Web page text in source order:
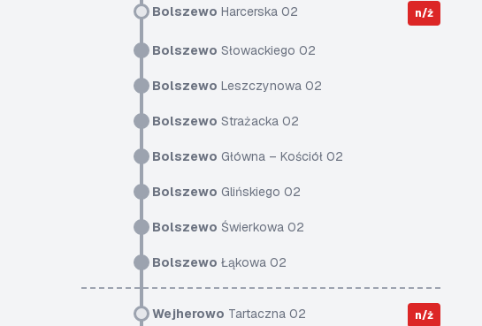
Bolszewo Harcerska 02 n/ż
Bolszewo Słowackiego 02
Bolszewo Leszczynowa 02
Bolszewo Strażacka 02
Bolszewo Główna – Kościół 02
Bolszewo Glińskiego 02
Bolszewo Świerkowa 02
Bolszewo Łąkowa 02
Wejherowo Tartaczna 02 n/ż